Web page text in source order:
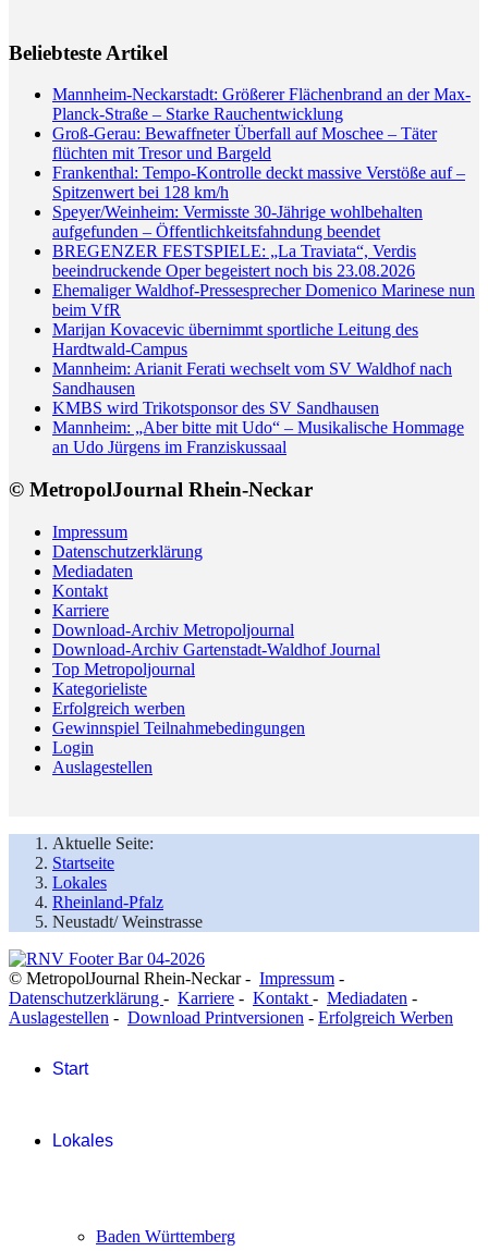
Beliebteste Artikel
Mannheim-Neckarstadt: Größerer Flächenbrand an der Max-
Planck-Straße – Starke Rauchentwicklung
Groß-Gerau: Bewaffneter Überfall auf Moschee – Täter
flüchten mit Tresor und Bargeld
Frankenthal: Tempo-Kontrolle deckt massive Verstöße auf –
Spitzenwert bei 128 km/h
Speyer/Weinheim: Vermisste 30-Jährige wohlbehalten
aufgefunden – Öffentlichkeitsfahndung beendet
BREGENZER FESTSPIELE: „La Traviata“, Verdis
beeindruckende Oper begeistert noch bis 23.08.2026
Ehemaliger Waldhof-Pressesprecher Domenico Marinese nun
beim VfR
Marijan Kovacevic übernimmt sportliche Leitung des
Hardtwald-Campus
Mannheim: Arianit Ferati wechselt vom SV Waldhof nach
Sandhausen
KMBS wird Trikotsponsor des SV Sandhausen
Mannheim: „Aber bitte mit Udo“ – Musikalische Hommage
an Udo Jürgens im Franziskussaal
© MetropolJournal Rhein-Neckar
Impressum
Datenschutzerklärung
Mediadaten
Kontakt
Karriere
Download-Archiv Metropoljournal
Download-Archiv Gartenstadt-Waldhof Journal
Top Metropoljournal
Kategorieliste
Erfolgreich werben
Gewinnspiel Teilnahmebedingungen
Login
Auslagestellen
Aktuelle Seite:
Startseite
Lokales
Rheinland-Pfalz
Neustadt/ Weinstrasse
© MetropolJournal Rhein-Neckar - Impressum -
Datenschutzerklärung - Karriere - Kontakt - Mediadaten -
Auslagestellen - Download Printversionen - Erfolgreich Werben
Start
Lokales
Baden Württemberg